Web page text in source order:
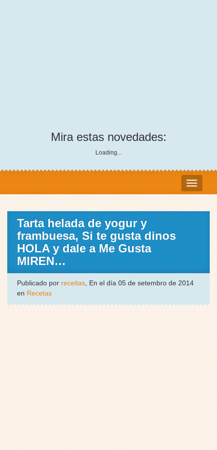
Mira estas novedades:
Loading...
Tarta helada de yogur y
frambuesa, Si te gusta dinos
HOLA y dale a Me Gusta
MIREN…
Publicado por receitas, En el día 05 de setembro de 2014
en Recetas